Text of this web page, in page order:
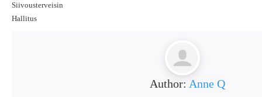
Siivousterveisin
Hallitus
Author: Anne Q